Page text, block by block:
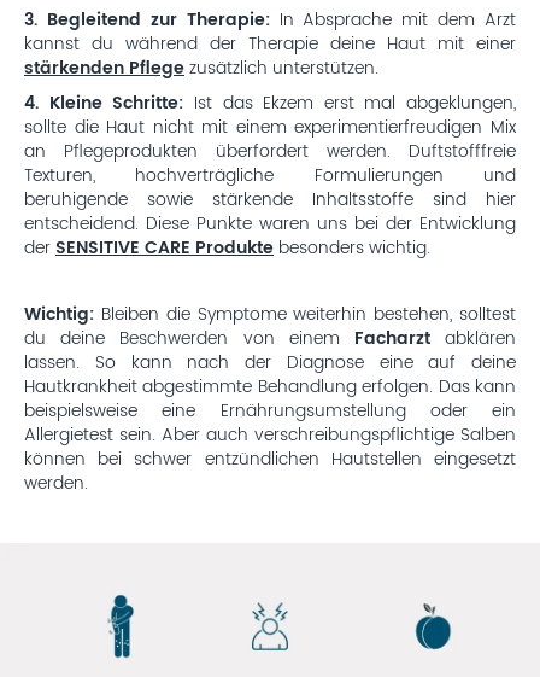
3. Begleitend zur Therapie:In Absprache mit dem Arzt
kannst du während der Therapie deine Haut mit einer
stärkenden Pflegezusätzlich unterstützen.
4. Kleine Schritte: Ist das Ekzem erst mal abgeklungen,
sollte die Haut nicht mit einem experimentierfreudigen Mix
an Pflegeprodukten überfordert werden. Duftstofffreie
Texturen, hochverträgliche Formulierungen und
beruhigende sowie stärkende Inhaltsstoffe sind hier
entscheidend. Diese Punkte waren uns bei der Entwicklung
derSENSITIVE CARE Produkte besonders wichtig.
Wichtig: Bleiben die Symptome weiterhin bestehen, solltest
du deine Beschwerden von einem Facharztabklären
lassen. So kann nach der Diagnose eine auf deine
Hautkrankheit abgestimmte Behandlung erfolgen. Das kann
beispielsweise eine Ernährungsumstellung oder ein
Allergietest sein. Aber auch verschreibungspflichtige Salben
können bei schwer entzündlichen Hautstellen eingesetzt
werden.